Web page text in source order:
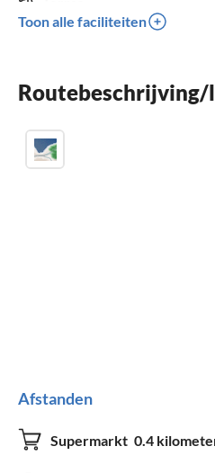
Vaatwasser
Parkeren
Toon alle faciliteiten
Routebeschrijving/
Afstanden
Supermarkt 0.4